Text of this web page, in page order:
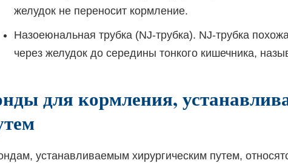
желудок не переносит кормление.
Назоеюнальная трубка (NJ-трубка). NJ-трубка
через желудок до середины тонкого кишечника,
для кормления,
устанавливаемым хирургическим путем,